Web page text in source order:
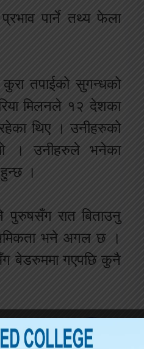
पार्ने तथ्य फेला
तपाईको सुगन्धको
मिलनले १२ देशका
थिए । उनीहरुको
। उनीहरुले भनेका
।
पुरुषसँग रात बिताउनु
भने अगल छ ।
बेडरुममा गएपछि कुनै